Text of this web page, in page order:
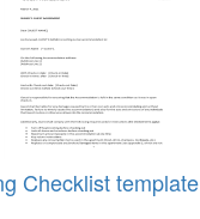
Checklist template